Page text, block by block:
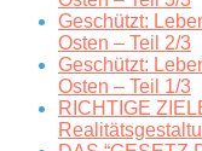
Geschützt:
Osten – Teil 2/3
Geschützt:
Osten – Teil 1/3
RICHTIGE